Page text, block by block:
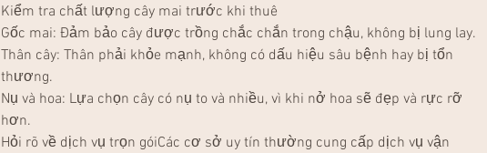
Kiểm tra chất lượng cây mai trước khi thuê
Gốc mai: Đảm bảo cây được trồng chắc chắn trong chậu, không bị lung lay.
Thân cây: Thân phải khỏe mạnh, không có dấu hiệu sâu bệnh hay bị tổn
thương.
Nụ và hoa: Lựa chọn cây có nụ to và nhiều, vì khi nở hoa sẽ đẹp và rực rỡ
hơn.
Hỏi rõ về dịch vụ trọn góiCác cơ sở uy tín thường cung cấp dịch vụ vận